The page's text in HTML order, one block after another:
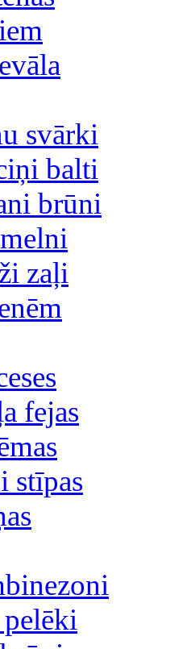
svārki
balti
brūni
zaļi
fejas
stīpas